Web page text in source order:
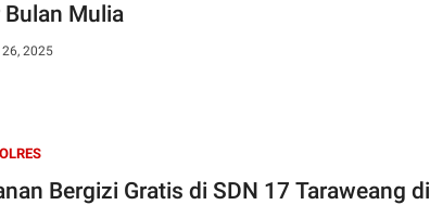
Bulan Mulia
2025
Bergizi Gratis di SDN 17 Taraweang di